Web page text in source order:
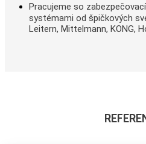
Pracujeme so
systémami od špičkových
Leitern, Mittelmann, KONG,